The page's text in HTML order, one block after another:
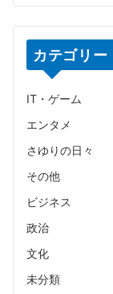
カテゴリー
IT・ゲーム
エンタメ
さゆりの日々
その他
ビジネス
政治
文化
未分類